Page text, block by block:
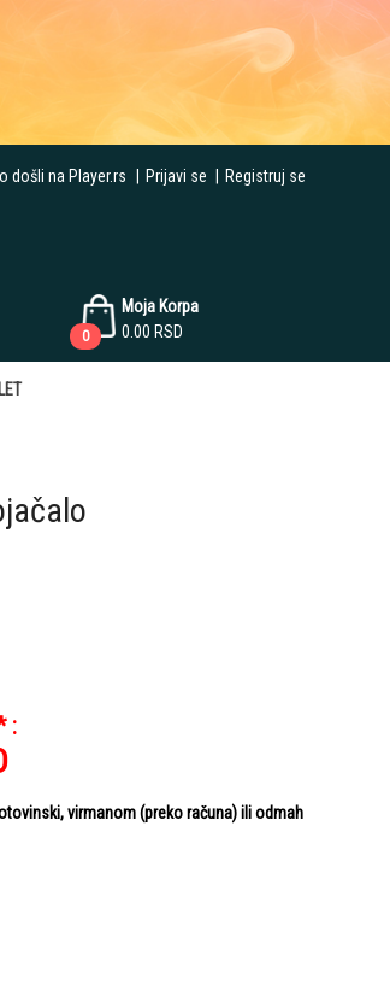
došli na Player.rs Prijavi se Registruj se
Moja Korpa
0.00 RSD
0
:
virmanom (preko računa) ili odmah